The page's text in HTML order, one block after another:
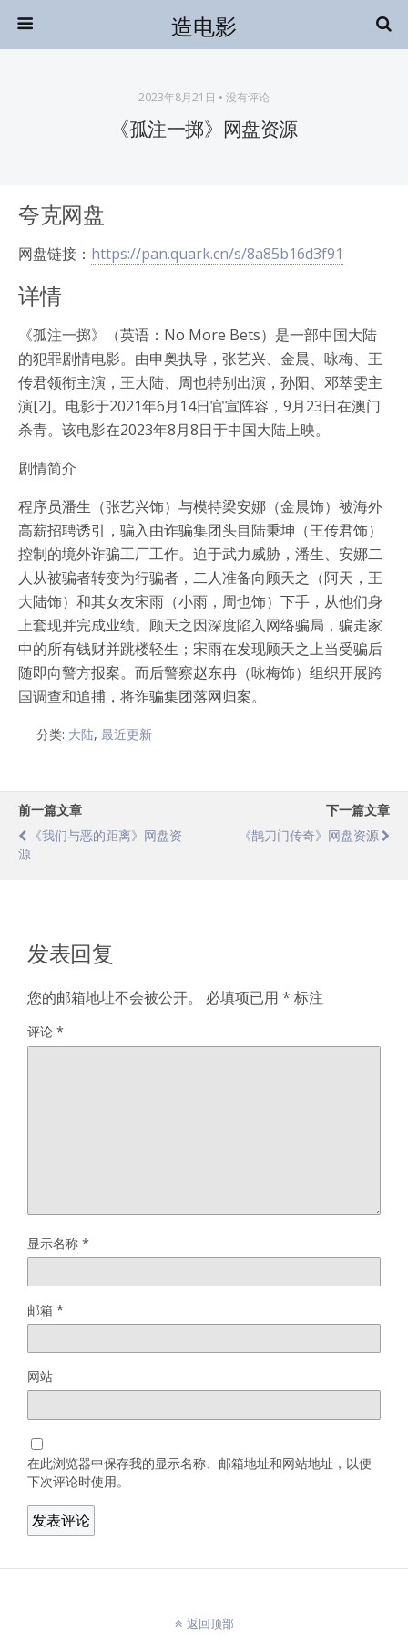
造电影
2023年8月21日 • 没有评论
《孤注一掷》网盘资源
夸克网盘
网盘链接： https://pan.quark.cn/s/8a85b16d3f91
详情
《孤注一掷》（英语：No More Bets）是一部中国大陆
的犯罪剧情电影。由申奥执导，张艺兴、金晨、咏梅、王
传君领衔主演，王大陆、周也特别出演，孙阳、邓萃雯主
演[2]。电影于2021年6月14日官宣阵容，9月23日在澳门
杀青。该电影在2023年8月8日于中国大陆上映。
剧情简介
程序员潘生（张艺兴饰）与模特梁安娜（金晨饰）被海外
高薪招聘诱引，骗入由诈骗集团头目陆秉坤（王传君饰）
控制的境外诈骗工厂工作。迫于武力威胁，潘生、安娜二
人从被骗者转变为行骗者，二人准备向顾天之（阿天，王
大陆饰）和其女友宋雨（小雨，周也饰）下手，从他们身
上套现并完成业绩。顾天之因深度陷入网络骗局，骗走家
中的所有钱财并跳楼轻生；宋雨在发现顾天之上当受骗后
随即向警方报案。而后警察赵东冉（咏梅饰）组织开展跨
国调查和追捕，将诈骗集团落网归案。
分类: 大陆, 最近更新
前一篇文章
《我们与恶的距离》网盘资
源
下一篇文章
《鹊刀门传奇》网盘资源
发表回复
您的邮箱地址不会被公开。 必填项已用 * 标注
评论 *
显示名称 *
邮箱 *
网站
在此浏览器中保存我的显示名称、邮箱地址和网站地址，以便
下次评论时使用。
返回顶部